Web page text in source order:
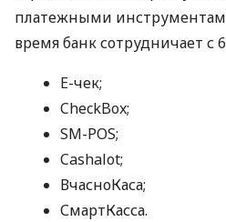
платежными
время банк сотрудничает с
E-чек;
CheckBox;
SM-POS;
Cashalot;
ВчасноКаса;
СмартКасса.